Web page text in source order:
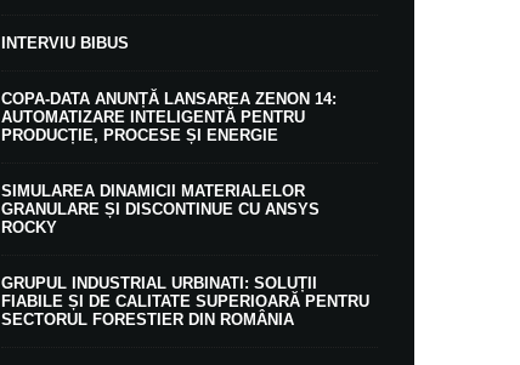
INTERVIU BIBUS
COPA-DATA ANUNȚĂ LANSAREA ZENON 14:
AUTOMATIZARE INTELIGENTĂ PENTRU
PRODUCȚIE, PROCESE ȘI ENERGIE
SIMULAREA DINAMICII MATERIALELOR
GRANULARE ȘI DISCONTINUE CU ANSYS
ROCKY
GRUPUL INDUSTRIAL URBINATI: SOLUȚII
FIABILE ȘI DE CALITATE SUPERIOARĂ PENTRU
SECTORUL FORESTIER DIN ROMÂNIA